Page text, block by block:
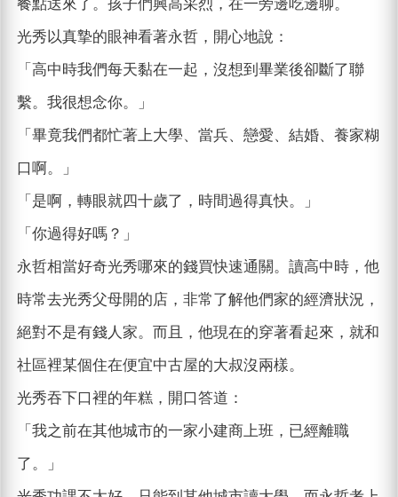
餐點送來了。孩子們興高采烈，在一旁邊吃邊聊。
光秀以真摯的眼神看著永哲，開心地說：
「高中時我們每天黏在一起，沒想到畢業後卻斷了聯
繫。我很想念你。」
「畢竟我們都忙著上大學、當兵、戀愛、結婚、養家糊
口啊。」
「是啊，轉眼就四十歲了，時間過得真快。」
「你過得好嗎？」
永哲相當好奇光秀哪來的錢買快速通關。讀高中時，他
時常去光秀父母開的店，非常了解他們家的經濟狀況，
絕對不是有錢人家。而且，他現在的穿著看起來，就和
社區裡某個住在便宜中古屋的大叔沒兩樣。
光秀吞下口裡的年糕，開口答道：
「我之前在其他城市的一家小建商上班，已經離職
了。」